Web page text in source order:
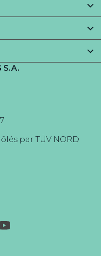
S.A.
par TÜV NORD